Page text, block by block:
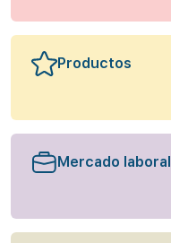
Productos
Mercado laboral